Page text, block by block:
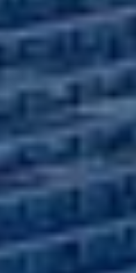
disco duro, aunque
podrá ocasionar
web.
del
este sitio web. La
tipo de cookies se
de la web para la
de los usuarios con
del análisis de los
del servicio. Permiten
del usuario para
y para ofrecer una
recomendados.
información
personales del usuario